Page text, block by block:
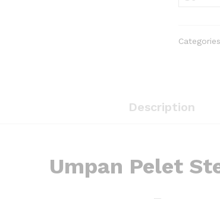
3
Description
Umpan Pelet